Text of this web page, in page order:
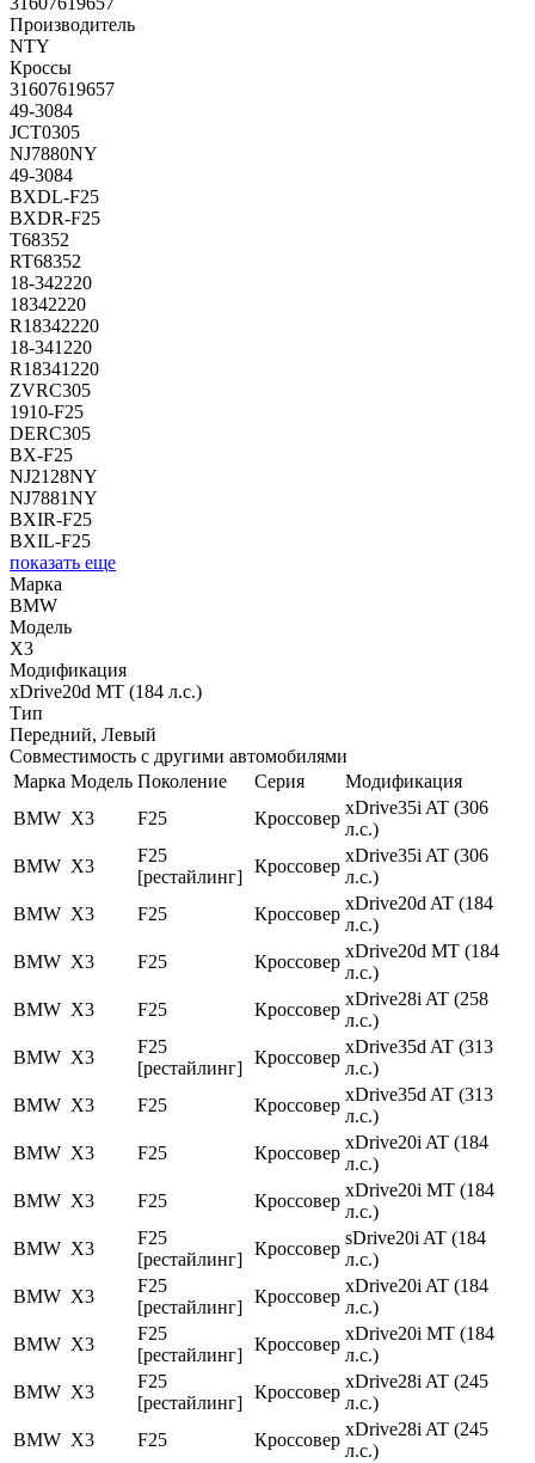
Производитель
NTY
Кроссы
31607619657
49-3084
JCT0305
NJ7880NY
49-3084
BXDL-F25
BXDR-F25
T68352
RT68352
18-342220
18342220
R18342220
18-341220
R18341220
ZVRC305
1910-F25
DERC305
BX-F25
NJ2128NY
NJ7881NY
BXIR-F25
BXIL-F25
показать еще
Марка
BMW
Модель
X3
Модификация
xDrive20d MT (184 л.с.)
Тип
Передний, Левый
Совместимость с другими автомобилями
Марка Модель Поколение Серия
Модификация
BMW X3 F25 Кроссовер
xDrive35i AT (306
л.с.)
BMW X3
F25
[рестайлинг]
Кроссовер
xDrive35i AT (306
л.с.)
BMW X3 F25 Кроссовер
xDrive20d AT (184
л.с.)
BMW X3 F25 Кроссовер
xDrive20d MT (184
л.с.)
BMW X3 F25 Кроссовер
xDrive28i AT (258
л.с.)
BMW X3
F25
[рестайлинг]
Кроссовер
xDrive35d AT (313
л.с.)
BMW X3 F25 Кроссовер
xDrive35d AT (313
л.с.)
BMW X3 F25 Кроссовер
xDrive20i AT (184
л.с.)
BMW X3 F25 Кроссовер
xDrive20i MT (184
л.с.)
BMW X3
F25
[рестайлинг]
Кроссовер
sDrive20i AT (184
л.с.)
BMW X3
F25
[рестайлинг]
Кроссовер
xDrive20i AT (184
л.с.)
BMW X3
F25
[рестайлинг]
Кроссовер
xDrive20i MT (184
л.с.)
BMW X3
F25
[рестайлинг]
Кроссовер
xDrive28i AT (245
л.с.)
BMW X3 F25 Кроссовер
xDrive28i AT (245
л.с.)